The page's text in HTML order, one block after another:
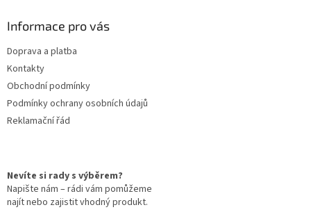
Informace pro vás
Doprava a platba
Kontakty
Obchodní podmínky
Podmínky ochrany osobních údajů
Reklamační řád
Nevíte si rady s výběrem?
Napište nám – rádi vám pomůžeme
najít nebo zajistit vhodný produkt.